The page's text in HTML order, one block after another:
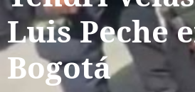
Luis Peche
Bogotá